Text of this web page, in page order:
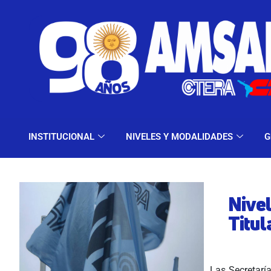
INSTITUCIONAL NIVELES Y MODALIDADES
INSTITUCIONAL